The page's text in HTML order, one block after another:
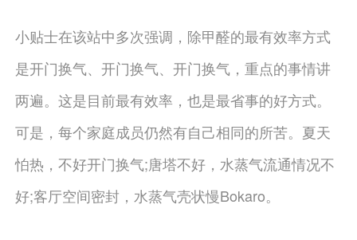
小贴士在该站中多次强调，除甲醛的最有效率方式
是开门换气、开门换气、开门换气，重点的事情讲
两遍。这是目前最有效率，也是最省事的好方式。
可是，每个家庭成员仍然有自己相同的所苦。夏天
怕热，不好开门换气;唐塔不好，水蒸气流通情况不
好;客厅空间密封，水蒸气壳状慢Bokaro。